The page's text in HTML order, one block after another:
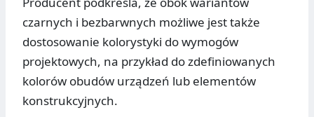
czarnych i bezbarwnych możliwe jest także
dostosowanie kolorystyki do wymogów
projektowych, na przykład do zdefiniowanych
kolorów obudów urządzeń lub elementów
konstrukcyjnych.